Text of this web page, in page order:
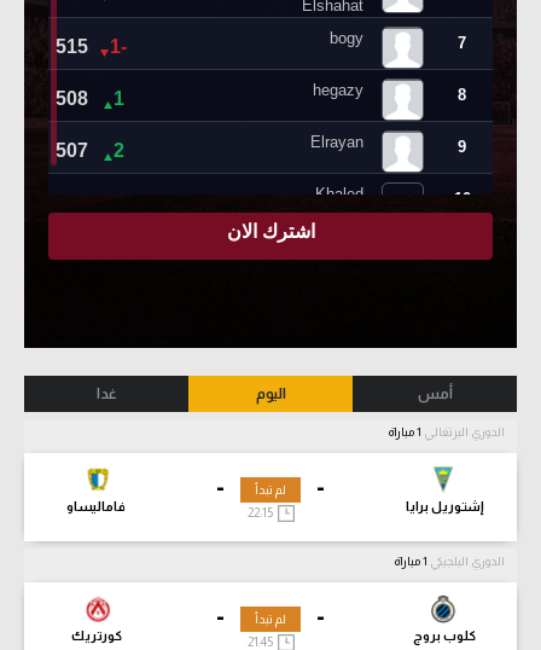
أمس اليوم غدا
الدوري البرتغالي
-
إشتوريل برايا
-
فاماليساو
لم تبدأ
22:15
الدوري البلجيكي
-
كلوب بروج
-
كورتريك
لم تبدأ
21:45